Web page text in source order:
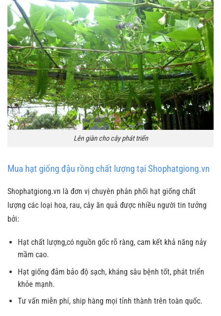
Lên giàn cho cây phát triển
Mua hạt giống đậu rồng chất lượng tại Shophatgiong.vn
Shophatgiong.vn là đơn vị chuyên phân phối hạt giống chất
lượng các loại hoa, rau, cây ăn quả được nhiều người tin tưởng
bởi:
Hạt chất lượng,có nguồn gốc rõ ràng, cam kết khả năng nảy
mầm cao.
Hạt giống đảm bảo độ sạch, kháng sâu bệnh tốt, phát triển
khỏe mạnh.
Tư vấn miễn phí, ship hàng mọi tỉnh thành trên toàn quốc.